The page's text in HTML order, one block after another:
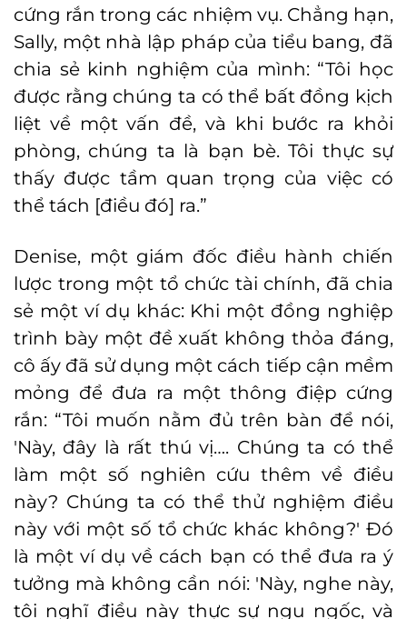
cứng rắn trong các nhiệm vụ. Chẳng hạn,
Sally, một nhà lập pháp của tiểu bang, đã
chia sẻ kinh nghiệm của mình: “Tôi học
được rằng chúng ta có thể bất đồng kịch
liệt về một vấn đề, và khi bước ra khỏi
phòng, chúng ta là bạn bè. Tôi thực sự
thấy được tầm quan trọng của việc có
thể tách [điều đó] ra.”
Denise, một giám đốc điều hành chiến
lược trong một tổ chức tài chính, đã chia
sẻ một ví dụ khác: Khi một đồng nghiệp
trình bày một đề xuất không thỏa đáng,
cô ấy đã sử dụng một cách tiếp cận mềm
mỏng để đưa ra một thông điệp cứng
rắn: “Tôi muốn nằm đủ trên bàn để nói,
'Này, đây là rất thú vị…. Chúng ta có thể
làm một số nghiên cứu thêm về điều
này? Chúng ta có thể thử nghiệm điều
này với một số tổ chức khác không?' Đó
là một ví dụ về cách bạn có thể đưa ra ý
tưởng mà không cần nói: 'Này, nghe này,
tôi nghĩ điều này thực sự ngu ngốc, và